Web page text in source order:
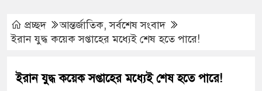
প্রচ্ছদ আন্তর্জাতিক,সর্বশেষ সংবাদ
ইরান যুদ্ধ কয়েক সপ্তাহের মধ্যেই শেষ হতে পারে!
ইরান যুদ্ধ কয়েক সপ্তাহের মধ্যেই শেষ হতে পারে!